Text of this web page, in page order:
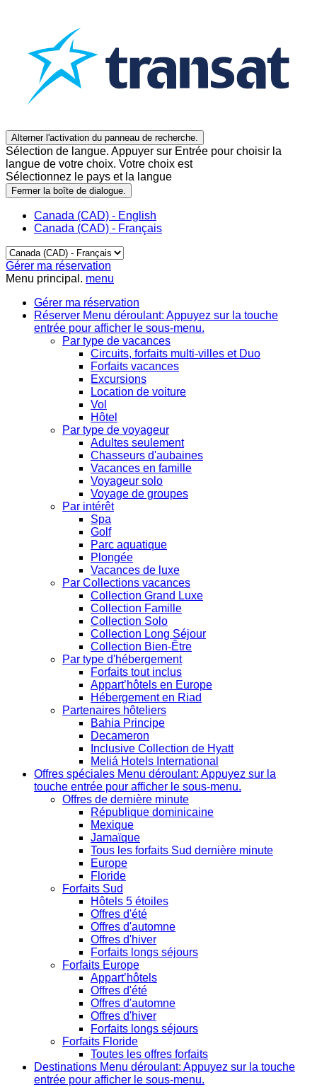
Alterner l'activation du panneau de recherche.
Sélection de langue. Appuyer sur Entrée pour choisir la
langue de votre choix. Votre choix est
Sélectionnez le pays et la langue
Fermer la boîte de dialogue.
Canada (CAD) - English
Canada (CAD) - Français
Gérer ma réservation
Menu principal. menu
Gérer ma réservation
Réserver Menu déroulant: Appuyez sur la touche
entrée pour afficher le sous-menu.
Par type de vacances
Circuits, forfaits multi-villes et Duo
Forfaits vacances
Excursions
Location de voiture
Vol
Hôtel
Par type de voyageur
Adultes seulement
Chasseurs d'aubaines
Vacances en famille
Voyageur solo
Voyage de groupes
Par intérêt
Spa
Golf
Parc aquatique
Plongée
Vacances de luxe
Par Collections vacances
Collection Grand Luxe
Collection Famille
Collection Solo
Collection Long Séjour
Collection Bien-Être
Par type d'hébergement
Forfaits tout inclus
Appart’hôtels en Europe
Hébergement en Riad
Partenaires hôteliers
Bahia Principe
Decameron
Inclusive Collection de Hyatt
Meliá Hotels International
Offres spéciales Menu déroulant: Appuyez sur la
touche entrée pour afficher le sous-menu.
Offres de dernière minute
République dominicaine
Mexique
Jamaïque
Tous les forfaits Sud dernière minute
Europe
Floride
Forfaits Sud
Hôtels 5 étoiles
Offres d'été
Offres d'automne
Offres d'hiver
Forfaits longs séjours
Forfaits Europe
Appart’hôtels
Offres d'été
Offres d'automne
Offres d'hiver
Forfaits longs séjours
Forfaits Floride
Toutes les offres forfaits
Destinations Menu déroulant: Appuyez sur la touche
entrée pour afficher le sous-menu.